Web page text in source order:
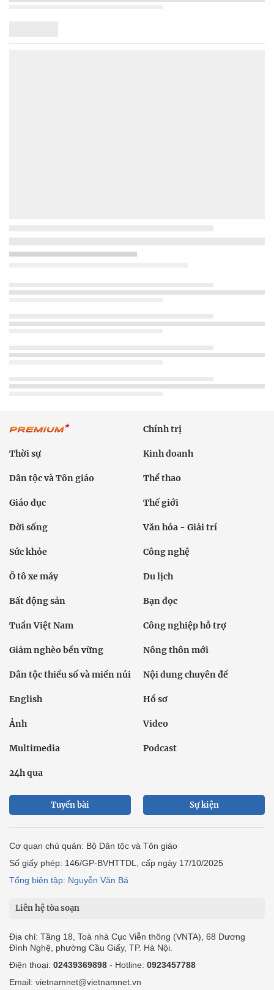
Chính trị
Thời sự Kinh doanh
Dân tộc và Tôn giáo Thể thao
Giáo dục Thế giới
Đời sống Văn hóa - Giải trí
Sức khỏe Công nghệ
Ô tô xe máy Du lịch
Bất động sản Bạn đọc
Tuần Việt Nam Công nghiệp hỗ trợ
Giảm nghèo bền vững Nông thôn mới
Dân tộc thiểu số và miền núi Nội dung chuyên đề
English Hồ sơ
Ảnh Video
Multimedia Podcast
24h qua
Tuyến bài Sự kiện
Cơ quan chủ quản: Bộ Dân tộc và Tôn giáo
Số giấy phép: 146/GP-BVHTTDL, cấp ngày 17/10/2025
Tổng biên tập: Nguyễn Văn Bá
Liên hệ tòa soạn
Địa chỉ: Tầng 18, Toà nhà Cục Viễn thông (VNTA), 68 Dương
Đình Nghệ, phường Cầu Giấy, TP. Hà Nội.
Điện thoại: 02439369898 - Hotline: 0923457788
Email: vietnamnet@vietnamnet.vn